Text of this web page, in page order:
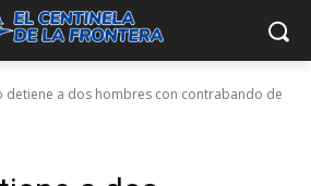
detiene a dos hombres con contrabando de